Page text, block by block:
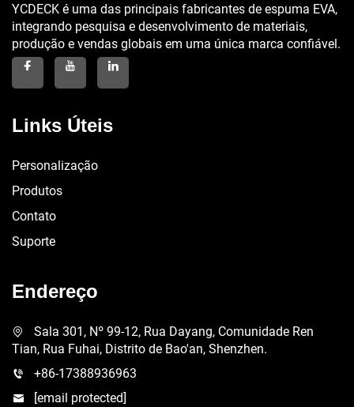
YCDECK é uma das principais fabricantes de espuma EVA,
integrando pesquisa e desenvolvimento de materiais,
produção e vendas globais em uma única marca confiável.
Links Úteis
Personalização
Produtos
Contato
Suporte
Endereço
Sala 301, Nº 99-12, Rua Dayang, Comunidade Ren
Tian, Rua Fuhai, Distrito de Bao'an, Shenzhen.
+86-17388936963
[email protected]